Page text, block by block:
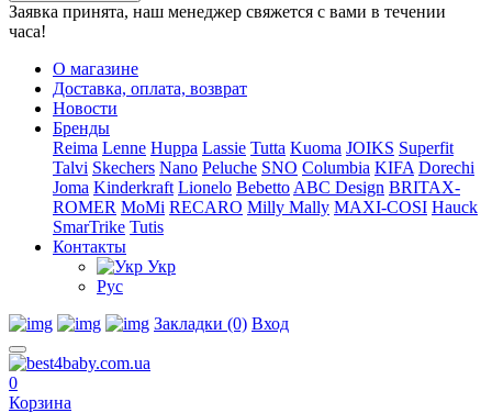
Заявка принята, наш менеджер свяжется с вами в течении
часа!
О магазине
Доставка, оплата, возврат
Новости
Бренды
Reima Lenne Huppa Lassie Tutta Kuoma JOIKS Superfit
Talvi Skechers Nano Peluche SNO Columbia KIFA Dorechi
Joma Kinderkraft Lionelo Bebetto ABC Design BRITAX-
ROMER MoMi RECARO Milly Mally MAXI-COSI Hauck
SmarTrike Tutis
Контакты
Укр
Рус
Закладки (0) Вход
0
Корзина